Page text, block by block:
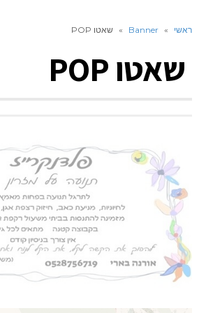
ראשי »
Banner
» שאטו POP
שאטו POP